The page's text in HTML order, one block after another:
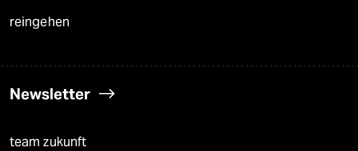
reingehen
Newsletter
team zukunft